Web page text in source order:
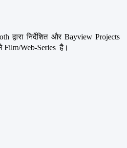
द्वारा निर्देशित और Bayview Projects
Web-Series  है।